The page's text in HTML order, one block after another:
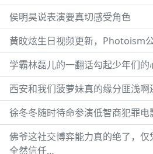
侯明昊说表演要真切感受角色
黄旼炫生日视频更新，Photoism
学霸林磊儿的一翻话勾起少年们的
西安和我们菠萝妹真的缘分匪浅
徐冬冬随时待命参演低智商犯罪
佛爷这社交博弈能力真的绝了，
全然信任…